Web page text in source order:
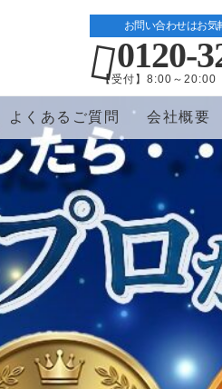
お問い合わせはお気
0120-
【受付】8:00～20:00
よくあるご質問 会社概要